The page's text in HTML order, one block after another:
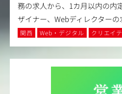
務の求人から、1カ月以内の内
ザイナー、Webディレクター
関西 Web・デジタル クリエイ